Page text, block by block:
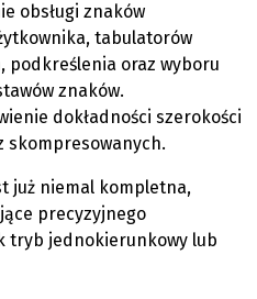
obsługi znaków
tabulatorów
podkreślenia oraz wyboru
znaków.
dokładności szerokości
skompresowanych.
już niemal kompletna,
precyzyjnego
tryb jednokierunkowy lub